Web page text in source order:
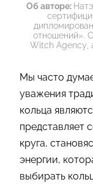
Об авторе:
отношений».
Witch Agency,
Мы часто
уважения
кольца
представляет
круга,
энергии,
выбирать